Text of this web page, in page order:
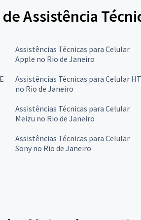
Assistência
Assistências Técnicas para Celular
Apple no Rio de Janeiro
Assistências Técnicas para Celular
no Rio de Janeiro
Assistências Técnicas para Celular
Meizu no Rio de Janeiro
Assistências Técnicas para Celular
Sony no Rio de Janeiro